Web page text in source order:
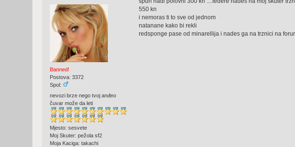
Banned!
Postova: 3372
Spol:
nevozi brze nego tvoj anđeo
čuvar može da leti
Mjesto: sesvete
Moj Skuter: pežola sf2
Moja Kaciga: takachi
550 kn
i nemoras ti to sve od jednom
natanane kako bi rekli
redsponge pase od minarellija i nades ga na trznici na